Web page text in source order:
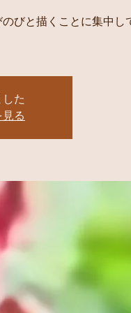
びと描くことに集中し
た
る